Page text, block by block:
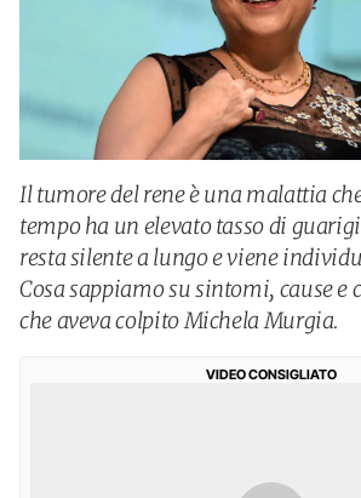
Il tumore del rene è una malattia
tempo ha un elevato tasso di
resta silente a lungo e viene
Cosa sappiamo su sintomi, cause e
che aveva colpito Michela Murgia.
VIDEO CONSIGLIATO